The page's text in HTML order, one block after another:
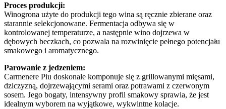
Proces produkcji:
Winogrona użyte do produkcji tego wina są ręcznie zbierane oraz
starannie selekcjonowane. Fermentacja odbywa się w
kontrolowanej temperaturze, a następnie wino dojrzewa w
dębowych beczkach, co pozwala na rozwinięcie pełnego potencjału
smakowego i aromatycznego.
Parowanie z jedzeniem:
Carmenere Piu doskonale komponuje się z grillowanymi mięsami,
dziczyzną, dojrzewającymi serami oraz potrawami z czerwonym
sosem. Jego bogaty, intensywny profil smakowy sprawia, że jest
idealnym wyborem na wyjątkowe, wykwintne kolacje.